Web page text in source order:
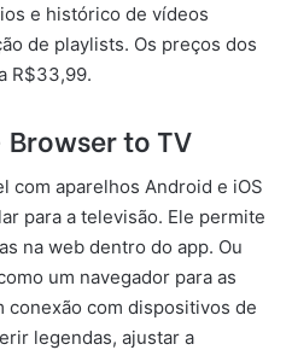
e histórico de vídeos
de playlists. Os preços dos
R$33,99.
to TV
com aparelhos Android e iOS
para a televisão. Ele permite
na web dentro do app. Ou
um navegador para as
conexão com dispositivos de
legendas, ajustar a